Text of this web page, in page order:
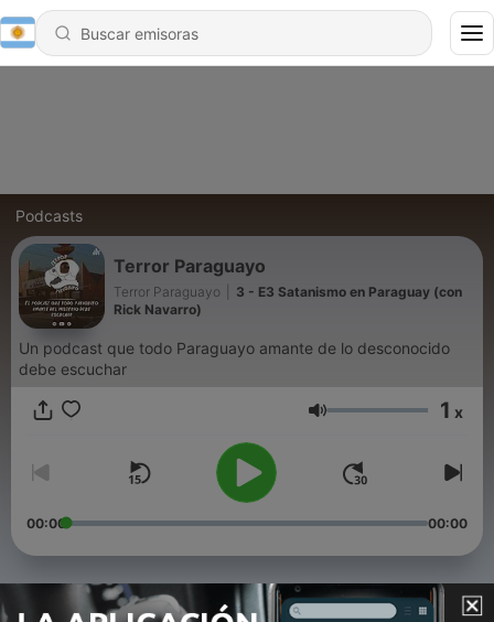
Podcasts
Terror Paraguayo
Terror Paraguayo
3 - E3 Satanismo en Paraguay (con
Rick Navarro)
Un podcast que todo Paraguayo amante de lo desconocido
debe escuchar
Volumen 1 x
00:00 00:00
Episodios